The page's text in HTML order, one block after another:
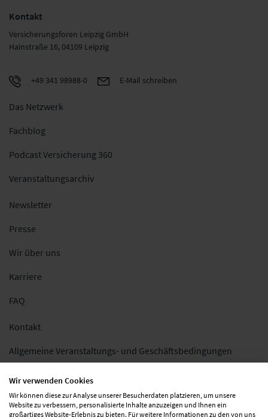
Kontakt
Versicherungsforen Leipzig GmbH
Hainstraße 16, 04109 Leipzig
+49 341 98988-0 E-Mail schreiben
Das Netzwerk
Fachblog
Podcast Versicherung 360
Veranstaltungsarchiv
Newsletter
Presse
Wir über uns
Karriere
FAQ
Kontakt
Allgemeine Veranstaltungs- und Geschäftsbedingungen
Datenschutz
Wir verwenden Cookies
Wir können diese zur Analyse unserer Besucherdaten platzieren, um unsere
Website zu verbessern, personalisierte Inhalte anzuzeigen und Ihnen ein
großartiges Website-Erlebnis zu bieten. Für weitere Informationen zu den von uns